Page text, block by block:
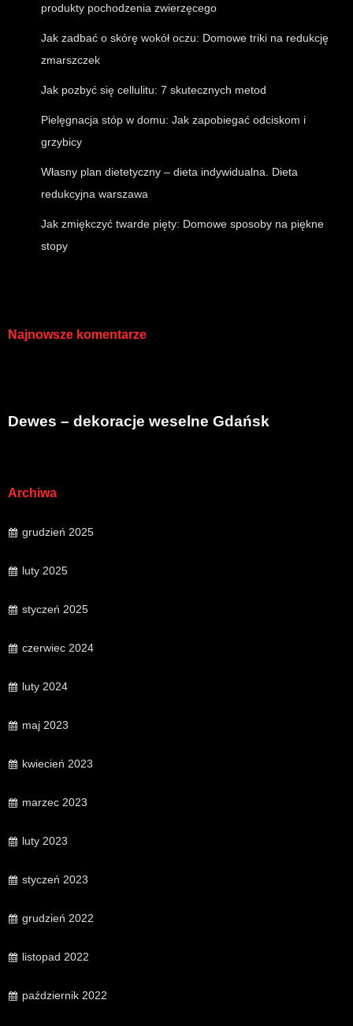
produkty pochodzenia zwierzęcego
Jak zadbać o skórę wokół oczu: Domowe triki na redukcję
zmarszczek
Jak pozbyć się cellulitu: 7 skutecznych metod
Pielęgnacja stóp w domu: Jak zapobiegać odciskom i
grzybicy
Własny plan dietetyczny – dieta indywidualna. Dieta
redukcyjna warszawa
Jak zmiękczyć twarde pięty: Domowe sposoby na piękne
stopy
Najnowsze komentarze
Dewes – dekoracje weselne Gdańsk
Archiwa
grudzień 2025
luty 2025
styczeń 2025
czerwiec 2024
luty 2024
maj 2023
kwiecień 2023
marzec 2023
luty 2023
styczeń 2023
grudzień 2022
listopad 2022
październik 2022